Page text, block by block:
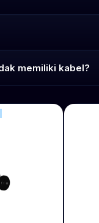
memiliki kabel?